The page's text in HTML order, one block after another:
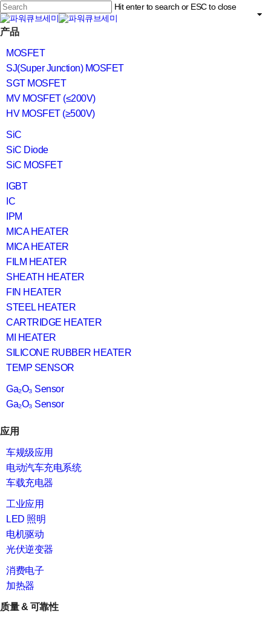
Skip
to
main
content
Hit enter to search or ESC to close
Close
Search
search
Menu
产品
MOSFET
SJ(Super Junction) MOSFET
SGT MOSFET
MV MOSFET (≤200V)
HV MOSFET (≥500V)
SiC
SiC Diode
SiC MOSFET
IGBT
IC
IPM
MICA HEATER
MICA HEATER
FILM HEATER
SHEATH HEATER
FIN HEATER
STEEL HEATER
CARTRIDGE HEATER
MI HEATER
SILICONE RUBBER HEATER
TEMP SENSOR
Ga₂O₃ Sensor
Ga₂O₃ Sensor
应用
车规级应用
电动汽车充电系统
车载充电器
工业应用
LED 照明
电机驱动
光伏逆变器
消费电子
加热器
质量 & 可靠性